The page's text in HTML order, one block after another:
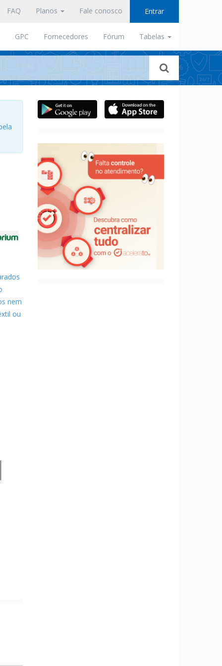
FAQ Planos Fale conosco Entrar
GPC Fornecedores Fórum Tabelas
nem
ou